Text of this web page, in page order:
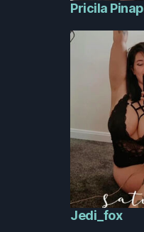
Pricila Pinap
Jedi_fox